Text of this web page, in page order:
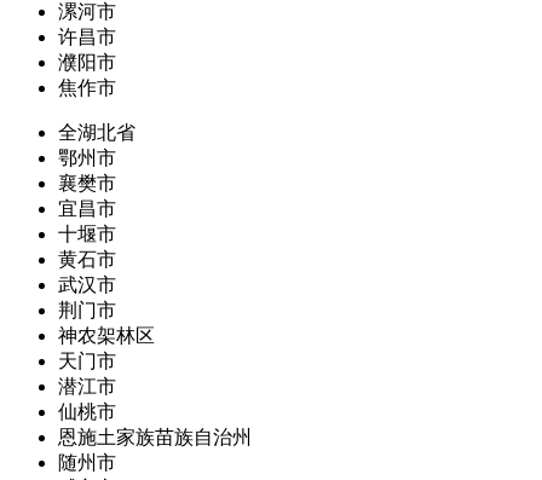
漯河市
许昌市
濮阳市
焦作市
全湖北省
鄂州市
襄樊市
宜昌市
十堰市
黄石市
武汉市
荆门市
神农架林区
天门市
潜江市
仙桃市
恩施土家族苗族自治州
随州市